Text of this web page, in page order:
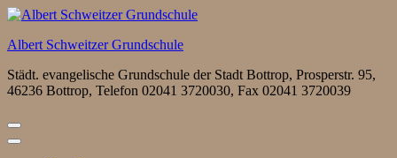
Zum
springen
drücken)
Albert Schweitzer Grundschule
Städt. evangelische Grundschule der Stadt Bottrop, Prosperstr. 95,
46236 Bottrop, Telefon 02041 3720030, Fax 02041 3720039